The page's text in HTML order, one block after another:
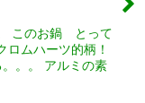
このお鍋 とって
ロムハーツ的柄！
。。 アルミの素